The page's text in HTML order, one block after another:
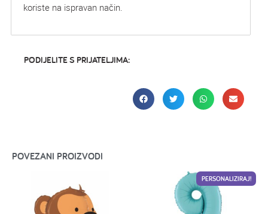
koriste na ispravan način.
PODIJELITE S PRIJATELJIMA:
POVEZANI PROIZVODI
PERSONALIZIRAJ!